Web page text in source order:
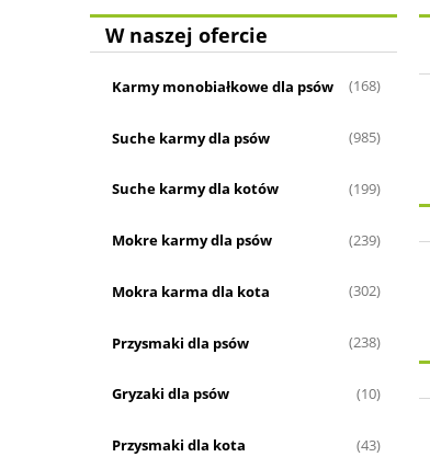
W naszej ofercie
Karmy monobiałkowe dla psów (168)
Suche karmy dla psów (985)
Suche karmy dla kotów (199)
Mokre karmy dla psów (239)
Mokra karma dla kota (302)
Przysmaki dla psów (238)
Gryzaki dla psów (10)
Przysmaki dla kota (43)